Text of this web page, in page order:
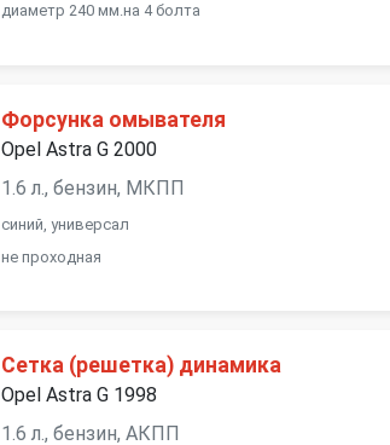
диаметр 240 мм.на 4 болта
Форсунка омывателя
Opel Astra G 2000
1.6 л., бензин, МКПП
синий, универсал
не проходная
Сетка (решетка) динамика
Opel Astra G 1998
1.6 л., бензин, АКПП